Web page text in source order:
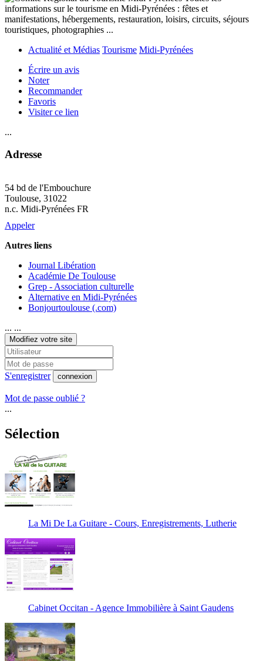
informations sur le tourisme en Midi-Pyrénées : fêtes et
manifestations, hébergements, restauration, loisirs, circuits, séjours
touristiques, photographies ...
Actualité et Médias Tourisme Midi-Pyrénées
Écrire un avis
Noter
Recommander
Favoris
Visiter ce lien
...
Adresse
54 bd de l'Embouchure
Toulouse, 31022
n.c. Midi-Pyrénées FR
Appeler
Autres liens
Journal Libération
Académie De Toulouse
Grep - Association culturelle
Alternative en Midi-Pyrénées
Bonjourtoulouse (.com)
... ...
Modifiez votre site
S'enregistrer connexion
Mot de passe oublié ?
...
Sélection
La Mi De La Guitare - Cours, Enregistrements, Lutherie
Cabinet Occitan - Agence Immobilière à Saint Gaudens